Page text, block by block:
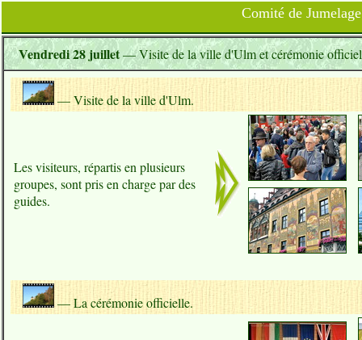
Comité de
Vendredi 28 juillet— Visite de la ville d'Ulm et cérémonie
— Visite de la ville d'Ulm.
Les visiteurs, répartis en plusieurs
groupes, sont pris en charge par des
guides.
— La cérémonie officielle.